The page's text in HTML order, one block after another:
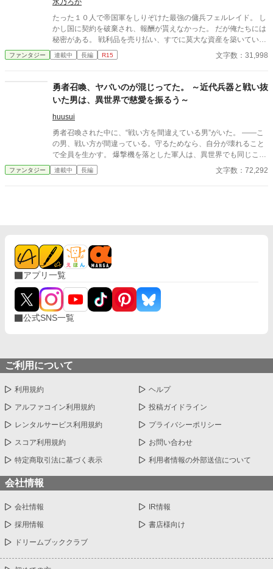
水乃ろか
たった１０人で帝国軍をしりぞけた最強の傭兵フェルレイド。 し
かし国に契約を破棄され、報酬が貰えなかった。 だが俺たちには
秘密がある。 戦利品を売り払い、すでに莫大な資産を築いていた
のだ。 その莫大な資金を元手に、静かに暮らそうと王都に戻る途
中、盗賊に襲われていた一台の馬車を救出する。 乗っていたのは
なってしまった。 だが、そこは誰も住んでいない『呪われた地』
と云われる辺境の魔境。 ……いいじゃん！ 誰もいないなんて好
都合！ 悠々自適に暮らそうと意気込む俺だったが、行きの馬車に
隠れていたのは、なんと先ほど助けた王女様！？ どうやら王城で
酷い扱いを受けていた彼女は、城を捨てて俺についてきたらし
い。 王女様は命を狙われており、戻れば殺されるらしい。 ならば
一緒に連れて行くしかあるまい。 資金もあるし、誰も居ない領地
も貰えて好き勝手できる。 これって最高なのでは？ ※マルチ投稿
しています。
ファンタジー 連載中 長編 R15 文字数：31,998
勇者召喚、ヤバいのが混じってた。 ～近代兵器と戦い抜
いた男は、異世界で慈愛を振るう～
huusui
勇者召喚された中に、“戦い方を間違えている男”がいた。 ――こ
の男、戦い方が間違っている。守るためなら、自分が壊れること
で全員を生かす。 爆撃機を落とした軍人は、異世界でも同じこと
をする。 だが彼は、敵ではなく「状況」と戦う。 資源を使い、仲
間に任せ、自分が壊れることで全員を生かす。 その戦い方は、強
ファンタジー 連載中 長編 文字数：72,292
アプリ一覧
公式SNS一覧
ご利用について
利用規約 ヘルプ
アルファコイン利用規約 投稿ガイドライン
レンタルサービス利用規約 プライバシーポリシー
スコア利用規約 お問い合わせ
特定商取引法に基づく表示 利用者情報の外部送信について
会社情報
会社情報 IR情報
採用情報 書店様向け
ドリームブッククラブ